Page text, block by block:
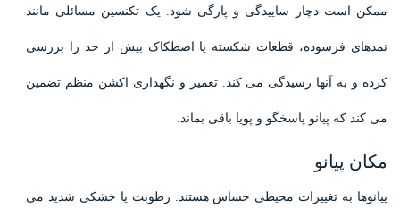
ممکن است دچار ساییدگی و پارگی شود. یک تکنسین مسائلی مانند
نمدهای فرسوده، قطعات شکسته یا اصطکاک بیش از حد را بررسی
کرده و به آنها رسیدگی می کند. تعمیر و نگهداری اکشن منظم تضمین
می کند که پیانو پاسخگو و پویا باقی بماند.
مکان پیانو
پیانوها به تغییرات محیطی حساس هستند. رطوبت یا خشکی شدید می